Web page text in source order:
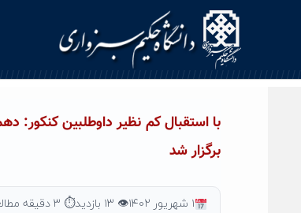
با استقبال کم نظیر داوطلبین
برگزار شد
۱ شهریور ۱۴۰۲ 👁 ۱۳ بازدید ⏱ ۳ دقیقه مطالعه